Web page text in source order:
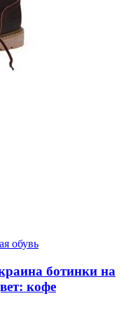
обувь
ботинки на
кофе